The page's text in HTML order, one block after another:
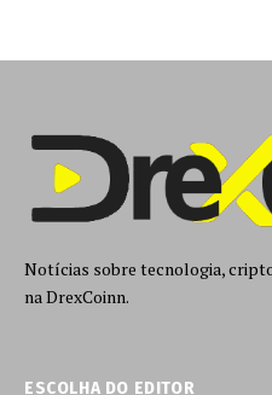
Notícias sobre tecnologia,
na DrexCoinn.
ESCOLHA DO EDITOR